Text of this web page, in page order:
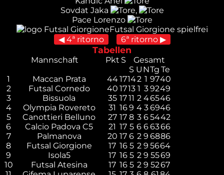
Sovdat Jaka
,
Pace Lorenzo
Futsal Giorgione spielfrei
◀ 4ª ritorno
6ª ritorno ▶
Tabellen
Mannschaft Pkt S
Gesamt
S U NTg Te
1
Maccan Prata 4417142 1 9740
2
Futsal Cornedo 40 1713 1 39249
3
Bissuola 35 1711 2 46546
4
Olympia Rovereto 31 169 4 36946
5
Canottieri Belluno 27 17 8 3 65442
6
Calcio Padova C5 21 17 5 6 66366
7
Palmanova 20 17 6 2 9 6886
8
Futsal Giorgione 17 16 5 2 9 5664
9
Isola5 17 16 5 2 9 5569
10
Futsal Atesina 17 16 5 2 9 5267